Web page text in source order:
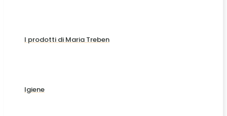
I prodotti di Maria Treben
Igiene